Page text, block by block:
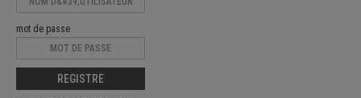
mot de passe
REGISTRE